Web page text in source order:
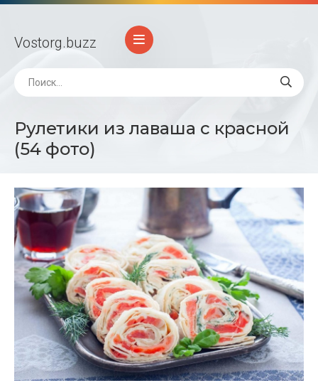
Vostorg.buzz
Рулетики из лаваша с красной
(54 фото)